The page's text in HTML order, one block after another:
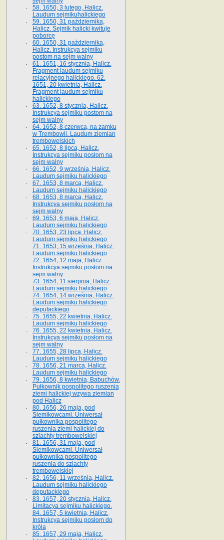
58. 1650, 3 lutego, Halicz.
Laudum sejmikuhalickiego
59. 1650, 31 października,
Halicz. Sejmik halicki kwituje
poborcę
60. 1650, 31 października,
Halicz. Instrukcya sejmiku
postom na sejm walny
61. 1651, 16 stycznia, Halicz.
Fragment laudum sejmiku
relacyjnego halickiego. 62.
1651, 20 kwietnia, Halicz.
Fragment laudum sejmiku
halickiego
63. 1652, 8 stycznia, Halicz.
Instrukcya sejmiku postom na
sejm walny
64. 1652, 8 czerwca, na zamku
w Trembowli. Laudum ziemian
trembowelskich
65. 1652, 8 lipca, Halicz.
Instrukcya sejmiku posłom na
sejm walny
66. 1652, 9 września, Halicz.
Laudum sejmiku halickiego
67. 1653, 8 marca, Halicz.
Laudum sejmiku halickiego
68. 1653, 8 marca, Halicz.
Instrukcya sejmiku posłom na
sejm walny
69. 1653, 6 maja, Halicz.
Laudum sejmiku halickiego
70. 1653, 23 lipca, Halicz.
Laudum sejmiku halickiego
71. 1653, 15 września, Halicz.
Laudum sejmiku halickiego
72. 1654, 12 maja, Halicz.
Instrukcya sejmiku posłom na
sejm walny
73. 1654, 11 sierpnia, Halicz.
Laudum sejmiku halickiego
74. 1654, 14 września, Halicz.
Laudum sejmiku halickiego
deputackiego
75. 1655, 22 kwietnia, Halicz.
Laudum sejmiku halickiego
76. 1655, 22 kwietnia, Halicz.
Instrukcya sejmiku posłom na
sejm walny
77. 1655, 28 lipca, Halicz.
Laudum sejmiku halickiego
78. 1656, 21 marca, Halicz.
Laudum sejmiku halickiego
79. 1656, 8 kwietnia, Babuchów.
Pułkownik pospolitego ruszenia
ziemi halickiej wzywa ziemian
pod Halicz
80. 1656, 26 maja, pod
Siemikowcami. Uniwersał
pułkownika pospolitego
ruszenia ziemi halickiej do
szlachty trembowelskiej
81. 1656, 31 maja, pod
Siemikowcami. Uniwersał
pułkownika pospolitego
ruszenia do szlachty
trembowelskiej
82. 1656, 11 września, Halicz.
Laudum sejmiku halickiego
deputackiego
83. 1657, 20 stycznia, Halicz.
Limitacya sejmiku halickiego.
84. 1657, 5 kwietnia, Halicz.
Instrukcya sejmiku posłom do
króla
85. 1657, 29 maja, Halicz.